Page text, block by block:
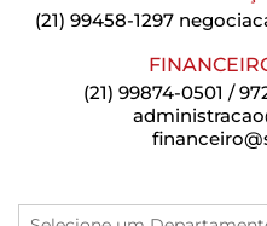
(21) 99458-1297
(21) 99874-0501 /